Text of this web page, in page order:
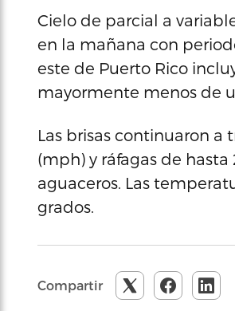
Cielo de parcial a
en la mañana con
este de Puerto Rico
mayormente menos de
Las brisas continuaron a
(mph) y ráfagas de
aguaceros. Las
grados.
Compartir